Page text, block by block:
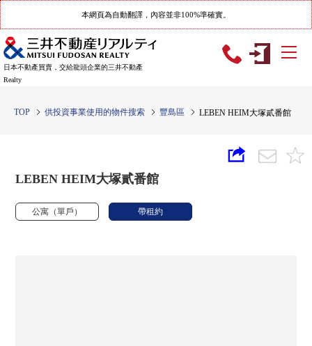
本網頁為自動翻譯，內容並非100%準確實。
日本不動產買賣，交給龍頭企業的三井不動產
Realty
TOP 供投資事業使用的物件搜索 豐島區 LEBEN HEIM大塚貳番館
LEBEN HEIM大塚貳番館
公寓（單戶） 帶租約